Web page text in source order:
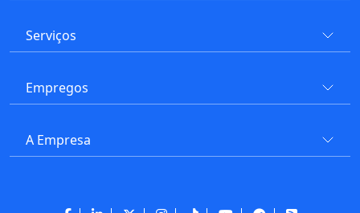
Serviços
Empregos
A Empresa